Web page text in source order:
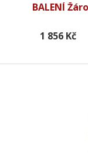
BALENÍ
1 856 Kč